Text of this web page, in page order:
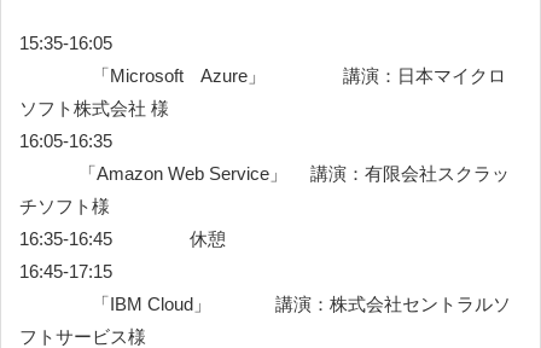
15:35-16:05
「Microsoft Azure」 講演：日本マイクロ
ソフト株式会社 様
16:05-16:35
「Amazon Web Service」 講演：有限会社スクラッ
チソフト様
16:35-16:45 休憩
16:45-17:15
「IBM Cloud」 講演：株式会社セントラルソ
フトサービス様